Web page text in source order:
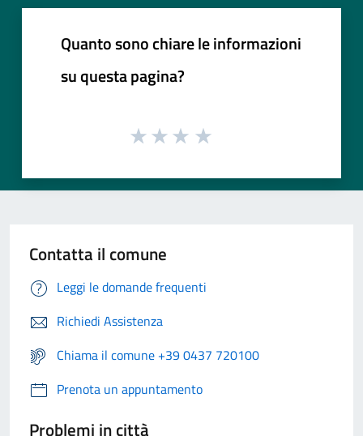
Quanto sono chiare le informazioni
su questa pagina?
Contatta il comune
Leggi le domande frequenti
Richiedi Assistenza
Chiama il comune +39 0437 720100
Prenota un appuntamento
Problemi in città